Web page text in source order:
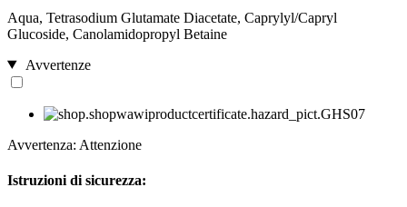
Aqua, Tetrasodium Glutamate Diacetate, Caprylyl/Capryl
Glucoside, Canolamidopropyl Betaine
Avvertenze
Avvertenza: Attenzione
Istruzioni di sicurezza: